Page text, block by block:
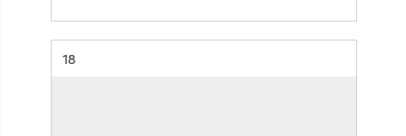
Résultat n°
18